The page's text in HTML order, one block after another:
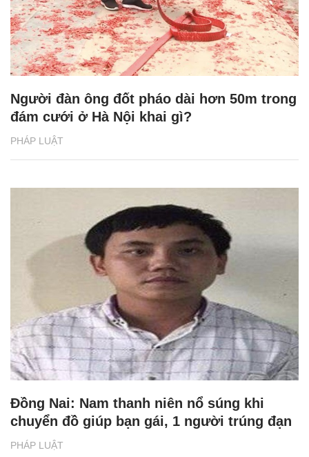
PHÁP LUẬT
Người đàn ông đốt pháo dài hơn 50m trong
đám cưới ở Hà Nội khai gì?
PHÁP LUẬT
Đồng Nai: Nam thanh niên nổ súng khi
chuyển đồ giúp bạn gái, 1 người trúng đạn